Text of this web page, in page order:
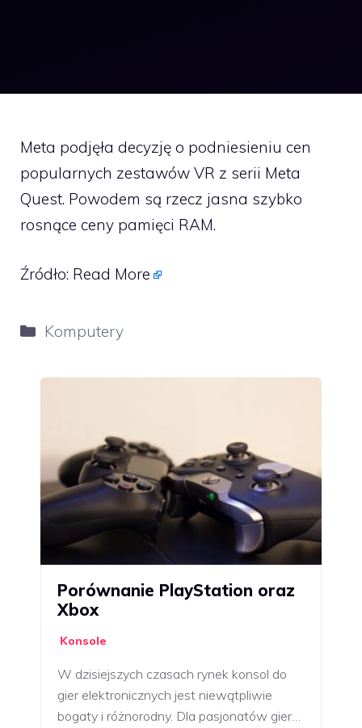
Meta podjęła decyzję o podniesieniu cen
popularnych zestawów VR z serii Meta
Quest. Powodem są rzecz jasna szybko
rosnące ceny pamięci RAM.
Źródło: Read More
Kategorie
Komputery
Porównanie PlayStation oraz
Xbox
Konsole
W dzisiejszych czasach rynek konsol do
gier elektronicznych jest niewątpliwie
bogaty i różnorodny. Dla pasjonatów gier…